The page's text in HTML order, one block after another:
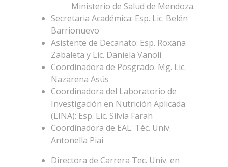
Ministerio de Salud de Mendoza.
Secretaria Académica: Esp. Lic. Belén
Barrionuevo
Asistente de Decanato: Esp. Roxana
Zabaleta y Lic. Daniela Vanoli
Coordinadora de Posgrado: Mg. Lic.
Nazarena Asús
Coordinadora del Laboratorio de
Investigación en Nutrición Aplicada
(LINA): Esp. Lic. Silvia Farah
Coordinadora de EAL: Téc. Univ.
Antonella Piai
Directora de Carrera Tec. Univ. en